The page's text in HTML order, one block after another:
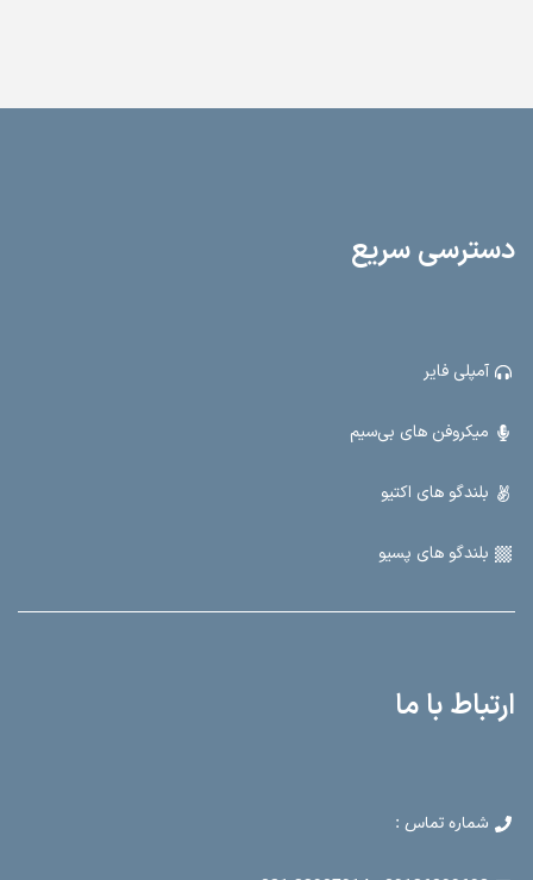
سیستم تنظیم میزان زیر و بم صدا با ولوم کنترل مجزا برای تجربه‌ای شخصی‌سازی
دسترسی سریع
آمپلی فایر
میکروفن های بی‌سیم
بلندگو های اکتیو
بلندگو های پسیو
ارتباط با ما
شماره تماس :